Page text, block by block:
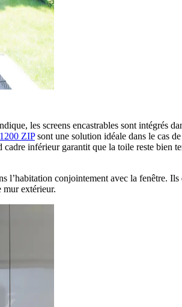
les screens encastrables sont intégrés
ZIPsont une solution idéale dans le cas
inférieur garantit que la toile reste bien
l’habitation conjointement avec la fenêtre.
mur extérieur.